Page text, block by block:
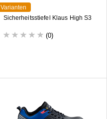
Varianten
Sicherheitsstiefel Klaus High S3
(0)